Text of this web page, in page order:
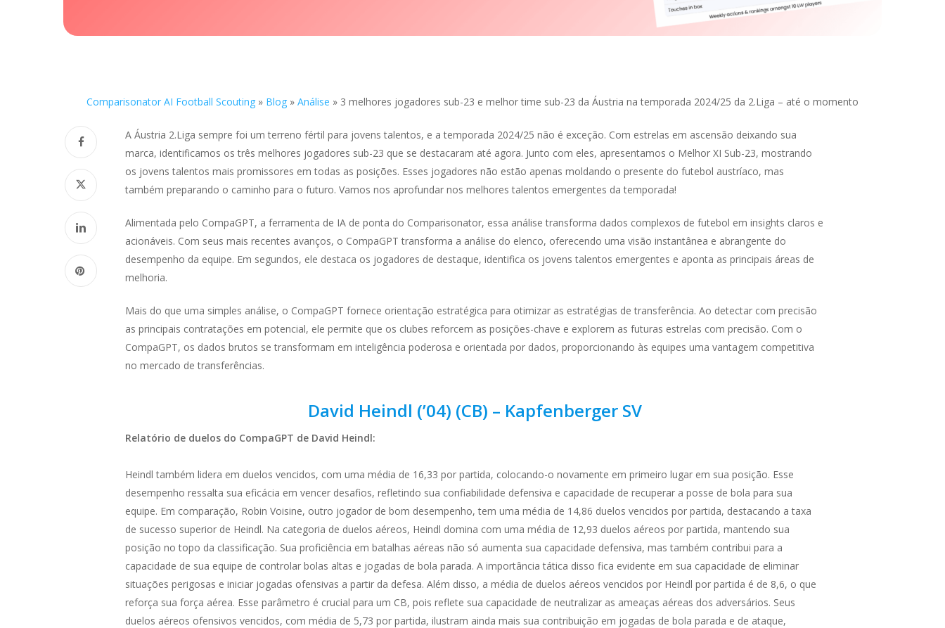
Comparisonator AI Football Scouting » Blog » Análise » 3 melhores jogadores sub-23 e melhor time sub-23 da Áustria na temporada 2024/25 da 2.Liga – até o momento
A Áustria 2.Liga sempre foi um terreno fértil para jovens talentos, e a temporada 2024/25 não é exceção. Com estrelas em ascensão deixando sua
marca, identificamos os três melhores jogadores sub-23 que se destacaram até agora. Junto com eles, apresentamos o Melhor XI Sub-23, mostrando
os jovens talentos mais promissores em todas as posições. Esses jogadores não estão apenas moldando o presente do futebol austríaco, mas
também preparando o caminho para o futuro. Vamos nos aprofundar nos melhores talentos emergentes da temporada!
Alimentada pelo CompaGPT, a ferramenta de IA de ponta do Comparisonator, essa análise transforma dados complexos de futebol em insights claros e
acionáveis. Com seus mais recentes avanços, o CompaGPT transforma a análise do elenco, oferecendo uma visão instantânea e abrangente do
desempenho da equipe. Em segundos, ele destaca os jogadores de destaque, identifica os jovens talentos emergentes e aponta as principais áreas de
melhoria.
Mais do que uma simples análise, o CompaGPT fornece orientação estratégica para otimizar as estratégias de transferência. Ao detectar com precisão
as principais contratações em potencial, ele permite que os clubes reforcem as posições-chave e explorem as futuras estrelas com precisão. Com o
CompaGPT, os dados brutos se transformam em inteligência poderosa e orientada por dados, proporcionando às equipes uma vantagem competitiva
no mercado de transferências.
David Heindl (’04) (CB) – Kapfenberger SV
Relatório de duelos do CompaGPT de David Heindl:
Heindl também lidera em duelos vencidos, com uma média de 16,33 por partida, colocando-o novamente em primeiro lugar em sua posição. Esse
desempenho ressalta sua eficácia em vencer desafios, refletindo sua confiabilidade defensiva e capacidade de recuperar a posse de bola para sua
equipe. Em comparação, Robin Voisine, outro jogador de bom desempenho, tem uma média de 14,86 duelos vencidos por partida, destacando a taxa
de sucesso superior de Heindl. Na categoria de duelos aéreos, Heindl domina com uma média de 12,93 duelos aéreos por partida, mantendo sua
posição no topo da classificação. Sua proficiência em batalhas aéreas não só aumenta sua capacidade defensiva, mas também contribui para a
capacidade de sua equipe de controlar bolas altas e jogadas de bola parada. A importância tática disso fica evidente em sua capacidade de eliminar
situações perigosas e iniciar jogadas ofensivas a partir da defesa. Além disso, a média de duelos aéreos vencidos por Heindl por partida é de 8,6, o que
reforça sua força aérea. Esse parâmetro é crucial para um CB, pois reflete sua capacidade de neutralizar as ameaças aéreas dos adversários. Seus
duelos aéreos ofensivos vencidos, com média de 5,73 por partida, ilustram ainda mais sua contribuição em jogadas de bola parada e de ataque,